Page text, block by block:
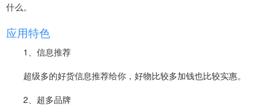
什么。
应用特色
1、信息推荐
超级多的好货信息推荐给你，好物比较多加钱也比较实惠。
2、超多品牌